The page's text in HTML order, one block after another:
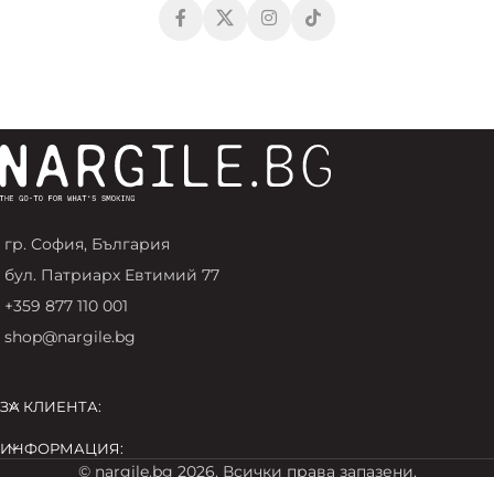
гр. София, България
бул. Патриарх Евтимий 77
+359 877 110 001
shop@nargile.bg
ЗА КЛИЕНТА:
ИНФОРМАЦИЯ:
© nargile.bg 2026. Всички права запазени.